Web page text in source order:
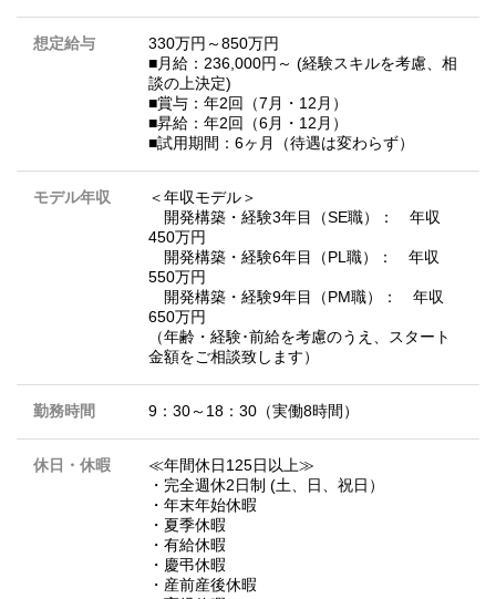
想定給与
330万円～850万円
■月給：236,000円～ (経験スキルを考慮、相
談の上決定)
■賞与：年2回（7月・12月）
■昇給：年2回（6月・12月）
■試用期間：6ヶ月（待遇は変わらず）
モデル年収
＜年収モデル＞
開発構築・経験3年目（SE職）： 年収
450万円
開発構築・経験6年目（PL職）： 年収
550万円
開発構築・経験9年目（PM職）： 年収
650万円
（年齢・経験･前給を考慮のうえ、スタート
金額をご相談致します）
勤務時間 9：30～18：30（実働8時間）
休日・休暇
≪年間休日125日以上≫
・完全週休2日制 (土、日、祝日）
・年末年始休暇
・夏季休暇
・有給休暇
・慶弔休暇
・産前産後休暇